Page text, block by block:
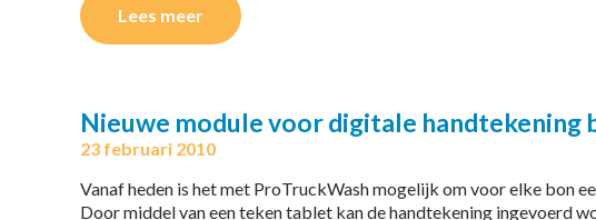
Lees meer
Nieuwe module voor digitale handtekening
23 februari 2010
Vanaf heden is het met ProTruckWash mogelijk om voor elke bon
Door middel van een teken tablet kan de handtekening ingevoerd